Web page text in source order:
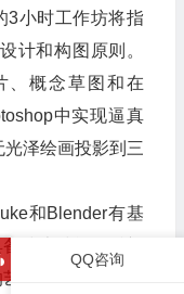
3小时工作坊将指
计和构图原则。
、概念草图和在
中实现逼真
泽绘画投影到三
和Blender有基
技术技能但希望
术家而设计。艺
QQ咨询